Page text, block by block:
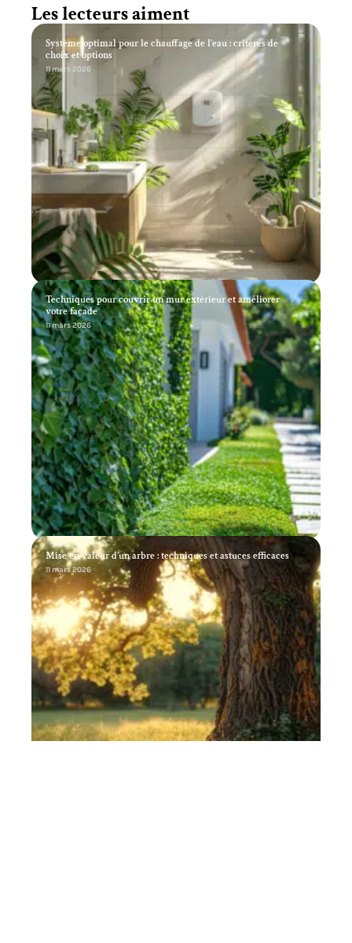
Les lecteurs aiment
Système optimal pour le chauffage de l’eau : critères de
choix et options
11 mars 2026
Techniques pour couvrir un mur extérieur et améliorer
votre façade
11 mars 2026
Mise en valeur d’un arbre : techniques et astuces efficaces
11 mars 2026